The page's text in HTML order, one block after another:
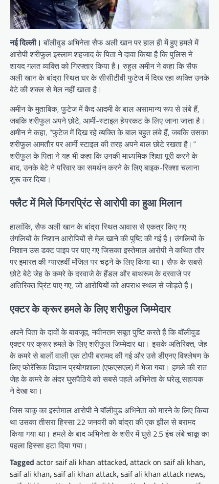
नई दिल्ली। बॉलीवुड अभिनेता सैफ अली खान पर हाल ही में हुए हमले में
आरोपी शरीफुल इस्लाम शहजाद के पिता ने दावा किया है कि पुलिस ने
शायद गलत व्यक्ति को गिरफ्तार किया है। रुहुल अमीन ने कहा कि सैफ
अली खान के बांद्रा स्थित घर के सीसीटीवी फुटेज में दिख रहा व्यक्ति उनके
बेटे की शक्ल से मेल नहीं खाता है।
अमीन के मुताबिक, फुटेज में कैद आदमी के बाल असामान्य रूप से लंबे हैं,
जबकि शरीफुल अपने छोटे, आर्मी-स्टाइल हेयरकट के लिए जाना जाता है।
अमीन ने कहा, “फुटेज में दिख रहे व्यक्ति के बाल बहुत लंबे हैं, जबकि उसका
शरीफुल आमतौर पर आर्मी स्टाइल की तरह अपने बाल छोटे रखता है।”
शरीफुल के पिता ने यह भी कहा कि उनकी माध्यमिक शिक्षा पूरी करने के
बाद, उनके बेटे ने परिवार का समर्थन करने के लिए बाइक-रिक्शा चलाना
शुरू कर दिया।
फ्लैट में मिले फिंगरप्रिंट से आरोपी का हुआ मिलान
हालांकि, सैफ अली खान के बांद्रा स्थित आवास से एकत्र किए गए
उंगलियों के निशान आरोपियों से मेल खाने की पुष्टि की गई है। उंगलियों के
निशान उस डक्ट पाइप पर पाए गए जिसका इस्तेमाल आरोपी ने कथित तौर
पर इमारत की ग्यारहवीं मंजिल पर चढ़ने के लिए किया था। सैफ के सबसे
छोटे बेटे जेह के कमरे के दरवाजे के हैंडल और बाथरूम के दरवाजे पर
अतिरिक्त प्रिंट पाए गए, जो आरोपियों को अपराध स्थल से जोड़ते हैं।
एक्टर के क्रूर हमले के लिए शरीफुल जिम्मेदार
अपने पिता के दावों के बावजूद, नवीनतम सबूत पुष्टि करते हैं कि बॉलीवुड
एक्टर पर क्रूर हमले के लिए शरीफुल जिम्मेदार था। इसके अतिरिक्त, जेह
के कमरे से बालों वाली एक टोपी बरामद की गई और उसे डीएनए विश्लेषण के
लिए फोरेंसिक विज्ञान प्रयोगशाला (एफएसएल) में भेजा गया। हमले की रात
जेह के कमरे के अंदर घुसपैठिये को सबसे पहले अभिनेता के घरेलू सहायक
ने देखा था।
जिस चाकू का इस्तेमाल आरोपी ने बॉलीवुड अभिनेता को मारने के लिए किया
था उसका तीसरा हिस्सा 22 जनवरी को बांद्रा की एक झील से बरामद
किया गया था। हमले के बाद अभिनेता के शरीर में घुसे 2.5 इंच लंबे चाकू का
पहला हिस्सा हटा दिया गया।
Tagged actor saif ali khan attacked,attack on saif ali khan,
saif ali khan,saif ali khan attack,saif ali khan attack news,